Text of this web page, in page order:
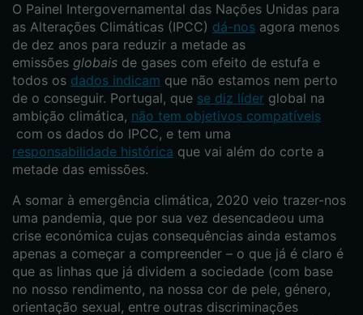
O Painel Intergovernamental das Nações Unidas para
as Alterações Climáticas (IPCC) dá-nos agora menos
de dez anos para reduzir a metade as
emissões globais de gases com efeito de estufa e
todos os dados indicam que não estamos nem perto
de o conseguir. Portugal, que se diz líder global na
ambição climática, não tem objetivos compatíveis
com os dados do IPCC, e tem uma
responsabilidade histórica que vai além do corte a
metade das emissões.
A somar à emergência climática, 2020 veio trazer-nos
uma pandemia, que por sua vez desencadeou uma
crise económica cujas consequências ainda estamos
apenas a começar a compreender – o que já é claro é
que as linhas que já dividem a sociedade (com base
no nosso rendimento, na nossa cor de pele, género,
orientação sexual, entre outras discriminações